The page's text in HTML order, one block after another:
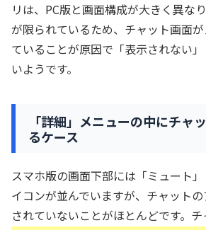
リは、PC版と画面構成が大きく異な
が限られているため、チャット画面
ていることが原因で「表示されない
いようです。
「詳細」メニューの中にチャ
るケース
スマホ版の画面下部には「ミュート
イコンが並んでいますが、チャット
されていないことがほとんどです。チ